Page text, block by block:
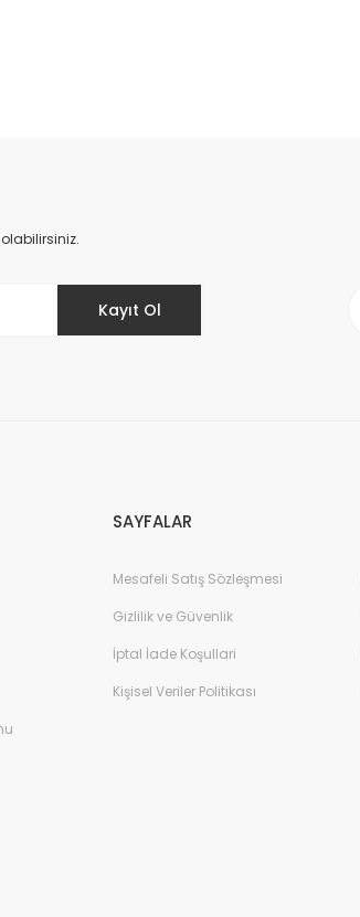
Kayıt Ol
SAYFALAR
Mesafeli Satış Sözleşmesi
Gizlilik ve Güvenlik
İptal İade Koşullari
Kişisel Veriler Politikası